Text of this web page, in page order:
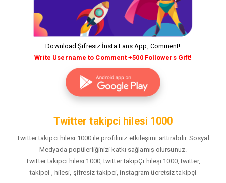
Download Şifresiz İnsta Fans App, Comment!
Write Username to Comment +500 Followers Gift!
Twitter takipci hilesi 1000
Twitter takipci hilesi 1000 ile profiliniz etkileşimi arttırabilir. Sosyal
Medyada popülerliğinizi katkı sağlamış olursunuz.
Twitter takipci hilesi 1000, twıtter takıpÇı hıleşı 1000, twitter,
takipci , hilesi, şifresiz takipci, instagram ücretsiz takipçi